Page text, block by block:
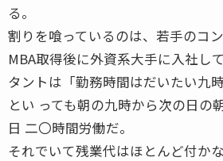
る。
割りを喰っているのは、若手のコ
MBA取得後に外資系大手に入社し
タントは「勤務時間はだいたい九時
とい っても朝の九時から次の日の
日 二〇時間労働だ。
それでいて残業代はほとんど付かな